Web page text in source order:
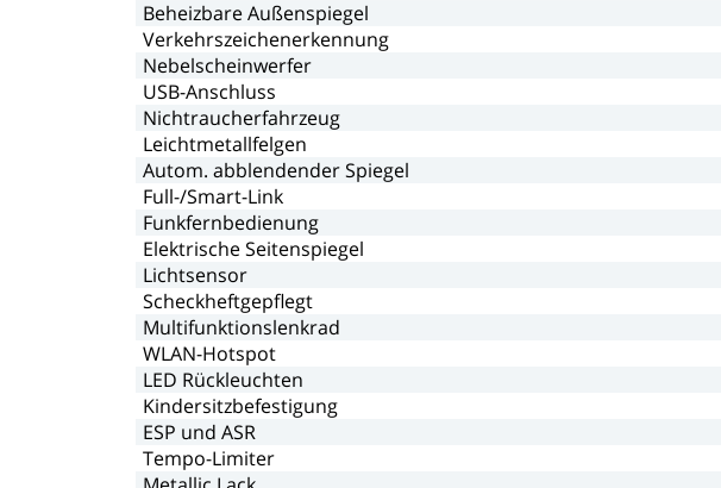
BeheizbareAußenspiegel
Verkehrszeichenerkennung
Nebelscheinwerfer
USB-Anschluss
Nichtraucherfahrzeug
Leichtmetallfelgen
Autom. abblendenderSpiegel
Full-/Smart-Link
Funkfernbedienung
ElektrischeSeitenspiegel
Lichtsensor
Scheckheftgepflegt
Multifunktionslenkrad
WLAN-Hotspot
LED Rückleuchten
Kindersitzbefestigung
ESP und ASR
Tempo-Limiter